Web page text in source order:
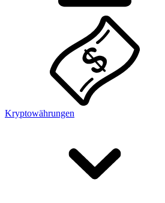
Kryptowährungen